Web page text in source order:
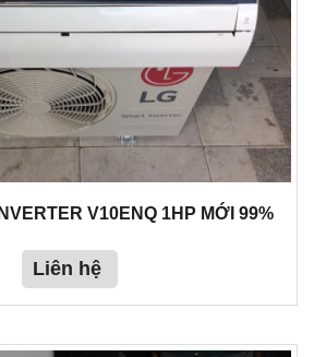
V10ENQ 1HP MỚI 99%
Liên hệ